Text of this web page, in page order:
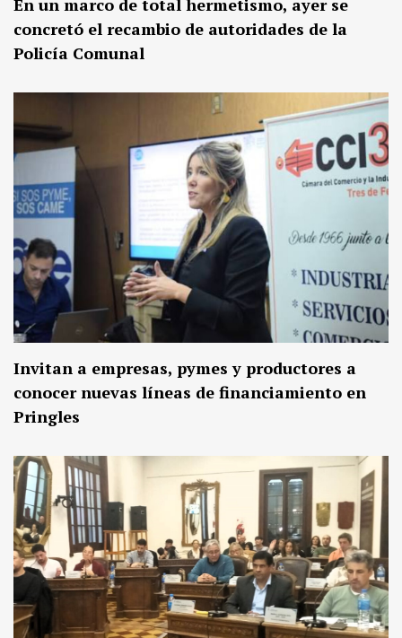
En un marco de total hermetismo, ayer se
concretó el recambio de autoridades de la
Policía Comunal
Invitan a empresas, pymes y productores a
conocer nuevas líneas de financiamiento en
Pringles